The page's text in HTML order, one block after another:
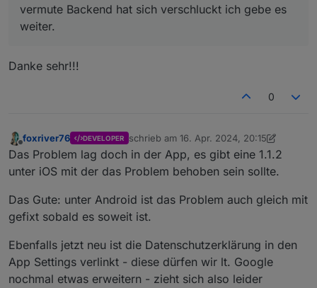
vermute Backend hat sich verschluckt ich gebe es
weiter.
Danke sehr!!!
0
Offline
foxriver76 DEVELOPER schrieb am 16. Apr. 2024, 20:15
zuletzt editiert von foxriver76
Das Problem lag doch in der App, es gibt eine 1.1.2
unter iOS mit der das Problem behoben sein sollte.
Das Gute: unter Android ist das Problem auch gleich mit
gefixt sobald es soweit ist.
Ebenfalls jetzt neu ist die Datenschutzerklärung in den
App Settings verlinkt - diese dürfen wir lt. Google
nochmal etwas erweitern - zieht sich also leider